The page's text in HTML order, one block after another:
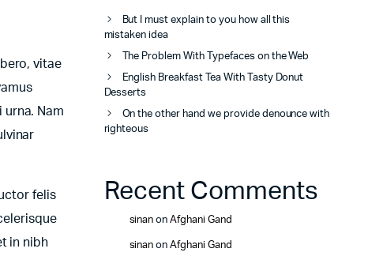
vitae
Nam
felis
in nibh
But I must explain to you how all this
mistaken idea
The Problem With Typefaces on the Web
English Breakfast Tea With Tasty Donut
Desserts
On the other hand we provide denounce with
righteous
Recent Comments
sinan onAfghani Gand
sinan onAfghani Gand